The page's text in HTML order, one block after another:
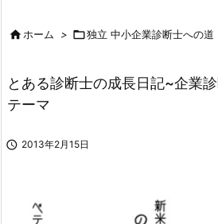
ホーム > 独立 中小企業診断士への道
とある診断士の成長日記~企業
テーマ
 2013年2月15日